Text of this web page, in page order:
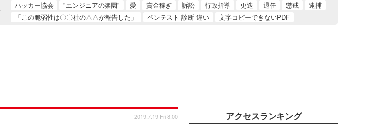
ハッカー協会 "エンジニアの楽園" 愛 賞金稼ぎ 訴訟 行政指導 更迭 退任 懲戒
逮捕
「この脆弱性は〇〇社の△△が報告した」
ペンテスト 診断 違い 文字コピーできないPDF
2019.7.19 Fri 8:00 アクセスランキング